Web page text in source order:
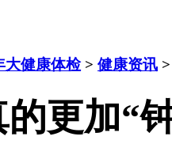
大健康体检> 健康资讯 >
更加“